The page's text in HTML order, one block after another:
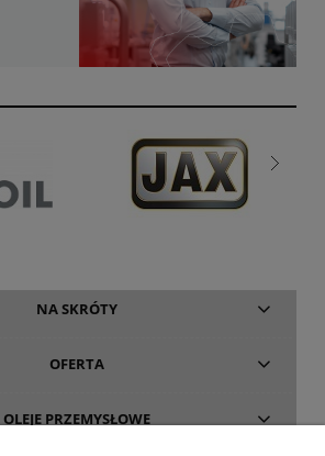
NA SKRÓTY
OFERTA
OLEJE PRZEMYSŁOWE